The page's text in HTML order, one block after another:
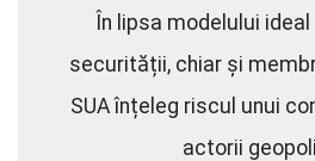
În lipsa modelului
securității, chiar și
SUA înțeleg riscul unui
actorii